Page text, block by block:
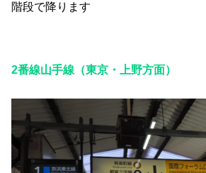
階段で降ります
2番線山手線（東京・上野方面）